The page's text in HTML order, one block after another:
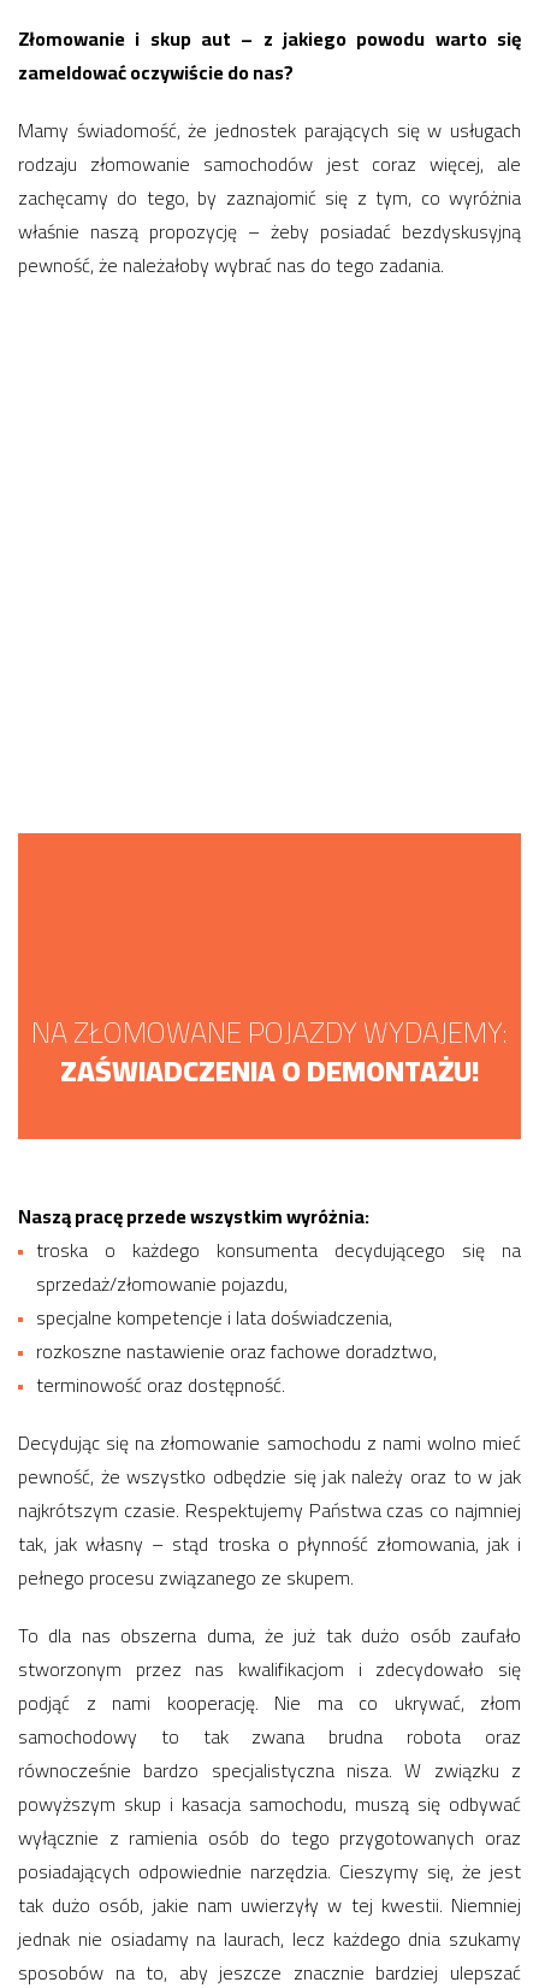
Złomowanie i skup aut – z jakiego powodu warto się
zameldować oczywiście do nas?
Mamy świadomość, że jednostek parających się w usługach
rodzaju złomowanie samochodów jest coraz więcej, ale
zachęcamy do tego, by zaznajomić się z tym, co wyróżnia
właśnie naszą propozycję – żeby posiadać bezdyskusyjną
pewność, że należałoby wybrać nas do tego zadania.
NA ZŁOMOWANE POJAZDY WYDAJEMY:
ZAŚWIADCZENIA O DEMONTAŻU!
Naszą pracę przede wszystkim wyróżnia:
troska o każdego konsumenta decydującego się na
sprzedaż/złomowanie pojazdu,
specjalne kompetencje i lata doświadczenia,
rozkoszne nastawienie oraz fachowe doradztwo,
terminowość oraz dostępność.
Decydując się na złomowanie samochodu z nami wolno mieć
pewność, że wszystko odbędzie się jak należy oraz to w jak
najkrótszym czasie. Respektujemy Państwa czas co najmniej
tak, jak własny – stąd troska o płynność złomowania, jak i
pełnego procesu związanego ze skupem.
To dla nas obszerna duma, że już tak dużo osób zaufało
stworzonym przez nas kwalifikacjom i zdecydowało się
podjąć z nami kooperację. Nie ma co ukrywać, złom
samochodowy to tak zwana brudna robota oraz
równocześnie bardzo specjalistyczna nisza. W związku z
powyższym skup i kasacja samochodu, muszą się odbywać
wyłącznie z ramienia osób do tego przygotowanych oraz
posiadających odpowiednie narzędzia. Cieszymy się, że jest
tak dużo osób, jakie nam uwierzyły w tej kwestii. Niemniej
jednak nie osiadamy na laurach, lecz każdego dnia szukamy
sposobów na to, aby jeszcze znacznie bardziej ulepszać